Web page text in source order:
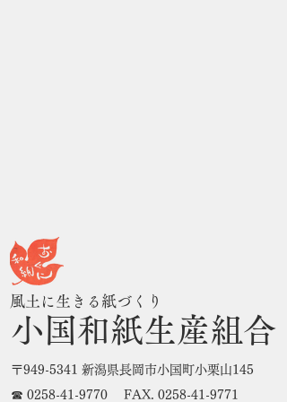
小国和紙生産組合
風土に生きる紙づくり
〒949-5341 新潟県長岡市小国町小栗山145
☎ 0258-41-9770 FAX. 0258-41-9771